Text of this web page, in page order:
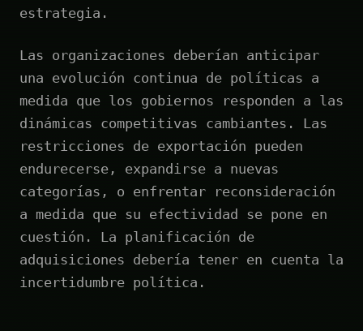
estrategia.
Las organizaciones deberían anticipar
una evolución continua de políticas a
medida que los gobiernos responden a las
dinámicas competitivas cambiantes. Las
restricciones de exportación pueden
endurecerse, expandirse a nuevas
categorías, o enfrentar reconsideración
a medida que su efectividad se pone en
cuestión. La planificación de
adquisiciones debería tener en cuenta la
incertidumbre política.